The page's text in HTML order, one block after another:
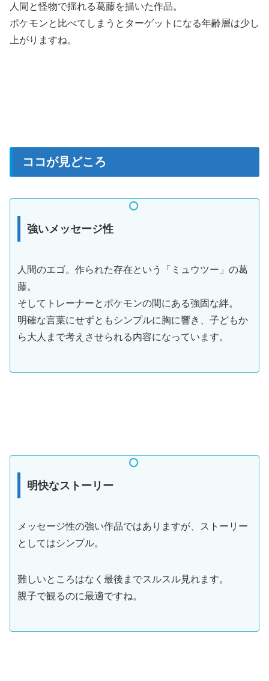
人間と怪物で揺れる葛藤を描いた作品。
ポケモンと比べてしまうとターゲットになる年齢層は少し
上がりますね。
ココが見どころ
強いメッセージ性
人間のエゴ。作られた存在という「ミュウツー」の葛
藤。
そしてトレーナーとポケモンの間にある強固な絆。
明確な言葉にせずともシンプルに胸に響き、子どもか
ら大人まで考えさせられる内容になっています。
明快なストーリー
メッセージ性の強い作品ではありますが、ストーリー
としてはシンプル。
難しいところはなく最後までスルスル見れます。
親子で観るのに最適ですね。